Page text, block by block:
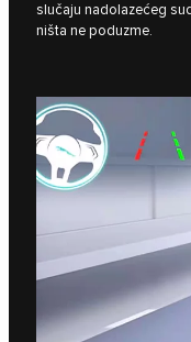
slučaju nadolazećeg
ništa ne poduzme.